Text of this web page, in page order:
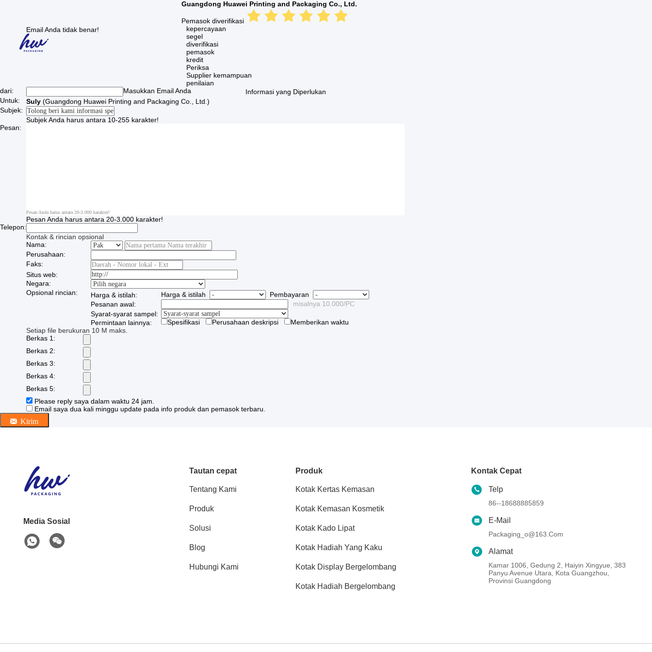
Guangdong Huawei Printing and Packaging Co., Ltd.
Pemasok diverifikasi
kepercayaan
segel
diverifikasi
pemasok
kredit
Periksa
Supplier kemampuan
penilaian
dari:
Masukkan Email Anda
Email Anda tidak benar!
Informasi yang Diperlukan
Untuk:
Suly (Guangdong Huawei Printing and Packaging Co., Ltd. )
Subjek:
Subjek Anda harus antara 10-255 karakter!
Pesan:
Pesan Anda harus antara 20-3.000 karakter!
Pesan Anda harus antara 20-3.000 karakter!
Telepon:
Kontak & rincian opsional
Nama:
Perusahaan:
Faks:
Situs web:
Negara:
Opsional rincian:
Harga & istilah: Harga & istilah
Pembayaran
Pesanan awal:
misalnya 10.000/PC
Syarat-syarat sampel:
Permintaan lainnya:
Spesifikasi Perusahaan deskripsi
Memberikan waktu
Setiap file berukuran 10 M maks.
Berkas 1:
Berkas 2:
Berkas 3:
Berkas 4:
Berkas 5:
Please reply saya dalam waktu 24 jam.
Email saya dua kali minggu update pada info produk dan pemasok terbaru.
Media Sosial
Tautan cepat
Tentang Kami
Produk
Solusi
Blog
Hubungi Kami
Produk
Kotak Kertas Kemasan
Kotak Kemasan Kosmetik
Kotak Kado Lipat
Kotak Hadiah Yang Kaku
Kotak Display Bergelombang
Kotak Hadiah Bergelombang
Kontak Cepat
Telp
86--18688885859
E-Mail
Packaging_o@163.com
Alamat
Kamar 1006, Gedung 2, Haiyin Xingyue, 383
Panyu Avenue Utara, Kota Guangzhou,
Provinsi Guangdong